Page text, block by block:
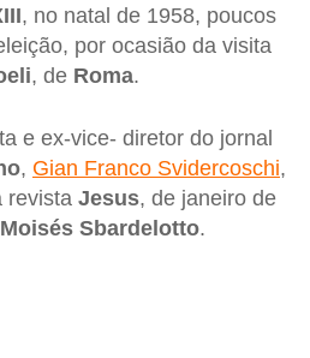
, no natal de 1958, poucos
por ocasião da visita
, de Roma.
e ex-vice- diretor do jornal
, Gian Franco Svidercoschi,
revista Jesus, de janeiro de
Moisés Sbardelotto.